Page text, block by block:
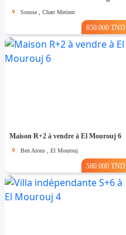
Sousse , Chatt Meriem
850.000 TND
Maison R+2 à vendre à El Mourouj 6
Ben Arous , El Mourouj
580.000 TND